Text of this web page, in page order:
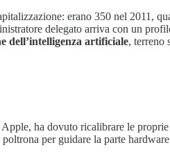
erano 350 nel 2011,
delegato arriva con un
dell’intelligenza artificiale, terreno
ha dovuto ricalibrare le
per guidare la parte